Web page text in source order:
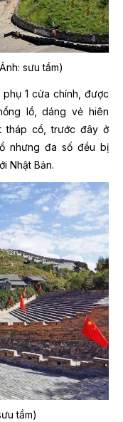
sưu tầm)
1 cửa chính, được
lồ, dáng vẻ hiên
tháp cổ, trước đây ở
nhưng đa số đều bị
Nhật Bản.
tầm)